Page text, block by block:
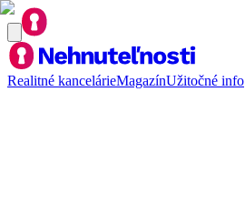
Realitné kancelárieMagazínUžitočné info